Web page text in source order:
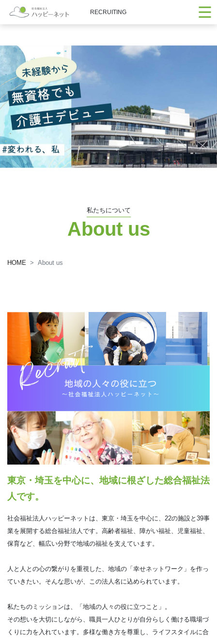
RECRUITING
私たちについて
About us
HOME About us
東京・埼玉を中心に、地域に根ざした総合福祉法
人です。
社会福祉法人ハッピーネットは、東京・埼玉を中心に、22の施設と39事
業を展開する総合福祉法人です。高齢者福祉、障がい福祉、児童福祉、
保育など、幅広い分野で地域の福祉を支えています。
人と人との心の繋がりを重視した、地域の「幸せネットワーク」を作っ
ていきたい。そんな思いが、この法人名に込められています。
私たちのミッションは、「地域の人々の役に立つこと」。
その想いを大切にしながら、職員一人ひとりが自分らしく働ける職場づ
くりに力を入れています。多様な働き方を尊重し、ライフスタイルに合